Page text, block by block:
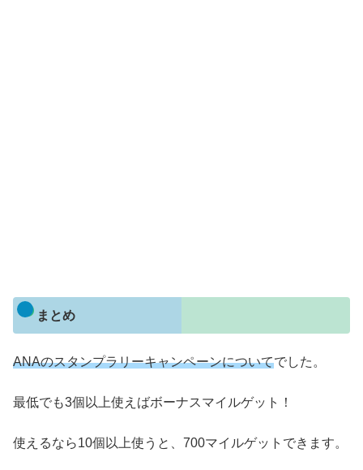
まとめ
ANAのスタンプラリーキャンペーンについてでした。
最低でも3個以上使えばボーナスマイルゲット！
使えるなら10個以上使うと、700マイルゲットできます。